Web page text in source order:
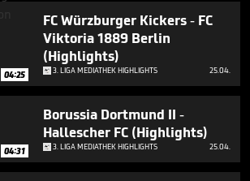
04:25
FC Würzburger Kickers - FC
Viktoria 1889 Berlin
(Highlights)
3. LIGA MEDIATHEK HIGHLIGHTS 25.04.
04:31
Borussia Dortmund II -
Hallescher FC (Highlights)
3. LIGA MEDIATHEK HIGHLIGHTS 25.04.